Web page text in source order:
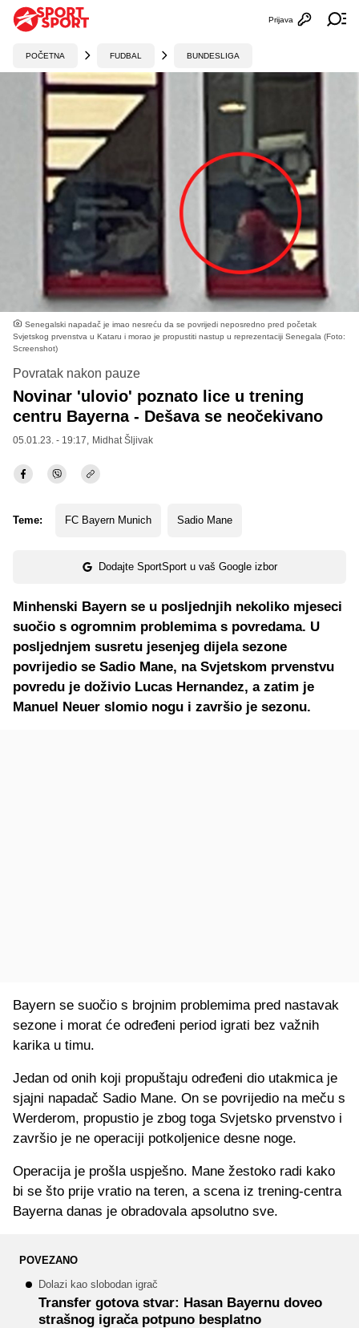
Otvori
Prijava
POČETNA FUDBAL BUNDESLIGA
Senegalski napadač je imao nesreću da se povrijedi neposredno pred početak
Svjetskog prvenstva u Kataru i morao je propustiti nastup u reprezentaciji Senegala (Foto:
Screenshot)
Povratak nakon pauze
Novinar 'ulovio' poznato lice u trening
centru Bayerna - Dešava se neočekivano
05.01.23. - 19:17, Midhat Šljivak
Teme: FC Bayern Munich Sadio Mane
Dodajte SportSport u vaš Google izbor
Minhenski Bayern se u posljednjih nekoliko mjeseci
suočio s ogromnim problemima s povredama. U
posljednjem susretu jesenjeg dijela sezone
povrijedio se Sadio Mane, na Svjetskom prvenstvu
povredu je doživio Lucas Hernandez, a zatim je
Manuel Neuer slomio nogu i završio je sezonu.
Bayern se suočio s brojnim problemima pred nastavak
sezone i morat će određeni period igrati bez važnih
karika u timu.
Jedan od onih koji propuštaju određeni dio utakmica je
sjajni napadač Sadio Mane. On se povrijedio na meču s
Werderom, propustio je zbog toga Svjetsko prvenstvo i
završio je ne operaciji potkoljenice desne noge.
Operacija je prošla uspješno. Mane žestoko radi kako
bi se što prije vratio na teren, a scena iz trening-centra
Bayerna danas je obradovala apsolutno sve.
POVEZANO
Dolazi kao slobodan igrač
Transfer gotova stvar: Hasan Bayernu doveo
strašnog igrača potpuno besplatno